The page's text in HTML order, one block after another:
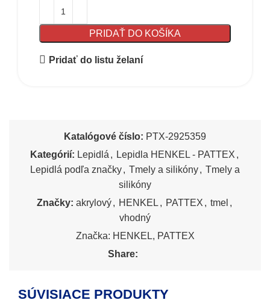
PRIDAŤ DO KOŠÍKA
Pridať do listu želaní
Katalógové číslo: PTX-2925359
Kategórií: Lepidlá , Lepidla HENKEL - PATTEX ,
Lepidlá podľa značky, Tmely a silikóny, Tmely a
silikóny
Značky: akrylový, HENKEL , PATTEX , tmel ,
vhodný
Značka: HENKEL, PATTEX
Share:
SÚVISIACE PRODUKTY